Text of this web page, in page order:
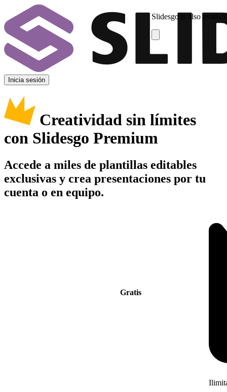
Slidesgo is also
Inicia sesión
Creatividad sin límites
con Slidesgo Premium
Accede a miles de plantillas editables
exclusivas y crea presentaciones por tu
cuenta o en equipo.
Gratis